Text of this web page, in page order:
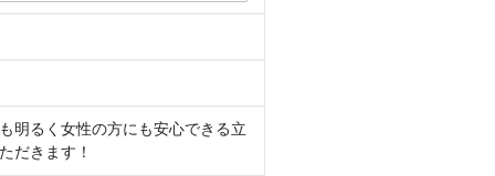
明るく女性の方にも安心できる立
だきます！